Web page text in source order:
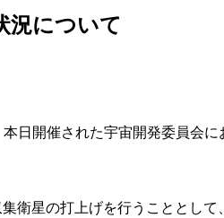
況について
本日開催された宇宙開発委員会に
衛星の打上げを行うこととし